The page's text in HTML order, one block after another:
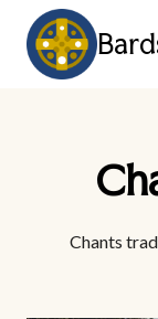
contenu
Chants